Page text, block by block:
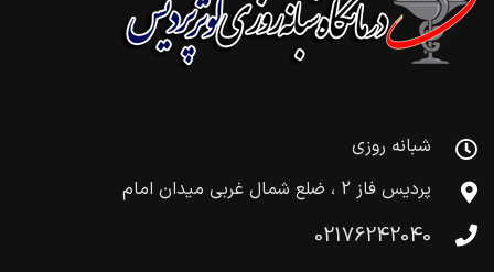
شبانه روزی
پردیس فاز 2 ، ضلع شمال غربی میدان امام
02176242040